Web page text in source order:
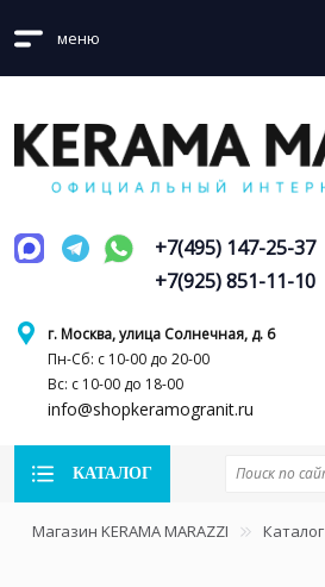
меню
г. Москва, улица Солнечная, д. 6
Пн-Сб: с 10-00 до 20-00
Вс: с 10-00 до 18-00
info@shopkeramogranit.ru
+7(495) 147-25-37
+7(925) 851-11-10
КАТАЛОГ
Магазин KERAMA MARAZZI Каталог